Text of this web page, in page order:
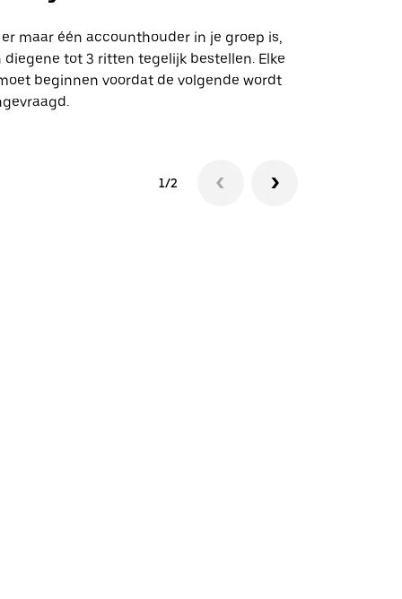
maar één accounthouder in je groep is,
diegene tot 3 ritten tegelijk bestellen. Elke
beginnen voordat de volgende wordt
1/2